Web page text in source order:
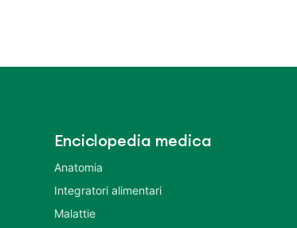
Enciclopedia medica
Anatomia
Integratori alimentari
Malattie